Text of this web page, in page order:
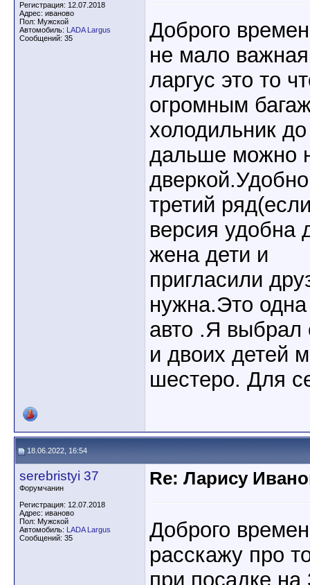
Регистрация: 12.07.2018
Адрес: иваново
Пол: Мужской
Автомобиль: LADA Largus
Сообщений: 35
Доброго
не мало
ларгус это то
огромным
холодильник
дальше можно
третий
версия удобна
жена дети и
пригласили
нужна.Это
авто .Я выбрал
и двоих детей
шестеро. Для
18.06.2022, 16:54
serebristyi 37
Форумчанин
Регистрация: 12.07.2018
Адрес: иваново
Пол: Мужской
Автомобиль: LADA Largus
Сообщений: 35
Re: Ларису
Доброго
расскажу про
при посадке